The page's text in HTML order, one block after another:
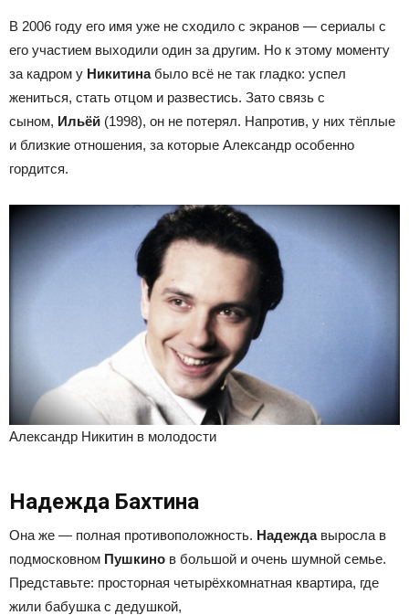
В 2006 году его имя уже не сходило с экранов — сериалы с
его участием выходили один за другим. Но к этому моменту
за кадром у Никитинабыло всё не так гладко: успел
жениться, стать отцом и развестись. Зато связь с
сыном, Ильёй (1998), он не потерял. Напротив, у них тёплые
и близкие отношения, за которые Александр особенно
гордится.
Александр Никитин в молодости
Надежда Бахтина
Она же — полная противоположность. Надеждавыросла в
подмосковном Пушкино в большой и очень шумной семье.
Представьте: просторная четырёхкомнатная квартира, где
жили бабушка с дедушкой,